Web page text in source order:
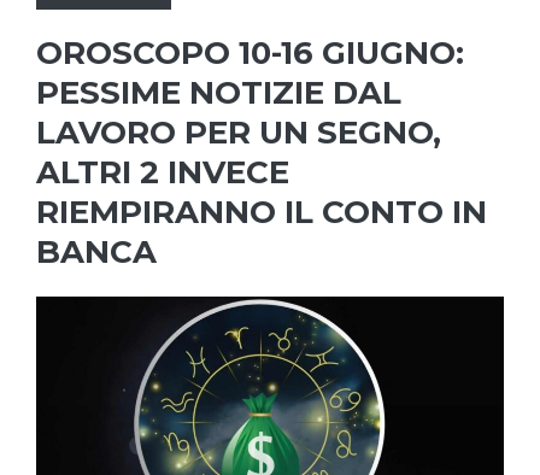
OROSCOPO 10-16 GIUGNO:
PESSIME NOTIZIE DAL
LAVORO PER UN SEGNO,
ALTRI 2 INVECE
RIEMPIRANNO IL CONTO IN
BANCA